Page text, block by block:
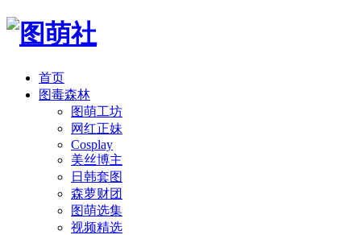
首页
图毒森林
图萌工坊
网红正妹
Cosplay
美丝博主
日韩套图
森萝财团
图萌选集
视频精选